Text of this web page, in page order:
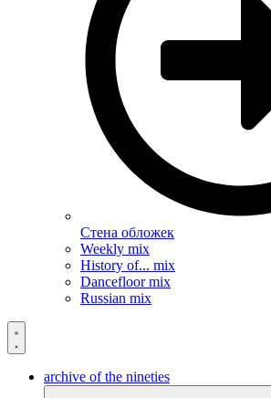
Стена обложек
Weekly mix
History of... mix
Dancefloor mix
Russian mix
archive of the nineties